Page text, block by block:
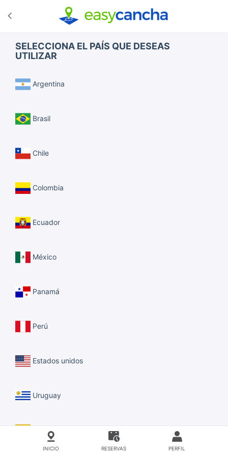
SELECCIONA EL PAÍS QUE DESEAS
UTILIZAR
Argentina
Brasil
Chile
Colombia
Ecuador
México
Panamá
Perú
Estados unidos
Uruguay
Venezuela
INICIO RESERVAS PERFIL